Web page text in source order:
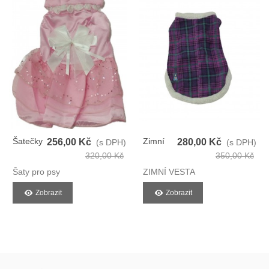
Šatečky
Pejsky
256,00 Kč (s DPH)
320,00 Kč
Šaty pro psy
Zobrazit
Zimní
Pro Psy
280,00 Kč (s DPH)
350,00 Kč
ZIMNÍ VESTA
Zobrazit